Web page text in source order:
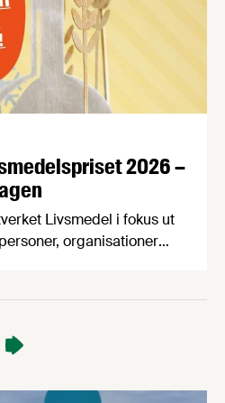
2026 –
Livsmedel i fokus ut
organisationer
livsmedelsnäringens
senast den 21